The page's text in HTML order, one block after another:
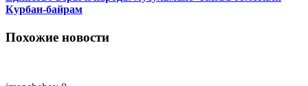
Курбан-байрам
Похожие новости